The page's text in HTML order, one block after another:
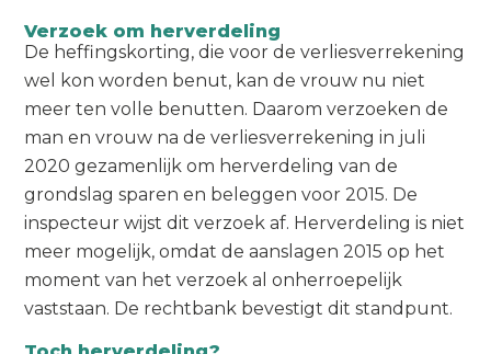
Verzoek om herverdeling
De heffingskorting, die voor de verliesverrekening
wel kon worden benut, kan de vrouw nu niet
meer ten volle benutten. Daarom verzoeken de
man en vrouw na de verliesverrekening in juli
2020 gezamenlijk om herverdeling van de
grondslag sparen en beleggen voor 2015. De
inspecteur wijst dit verzoek af. Herverdeling is niet
meer mogelijk, omdat de aanslagen 2015 op het
moment van het verzoek al onherroepelijk
vaststaan. De rechtbank bevestigt dit standpunt.